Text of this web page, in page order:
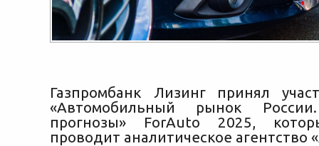
Газпромбанк Лизинг принял
«Автомобильный рынок
прогнозы» ForAuto 2025,
проводит аналитическое агентство